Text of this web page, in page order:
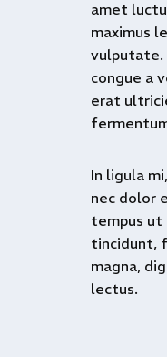
amet
maximus
vulputate.
congue a
erat
In ligula
nec dolor
tempus ut
tincidunt,
magna,
lectus.